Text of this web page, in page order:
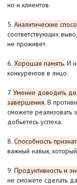
но и клиентов.
5. Аналитические
соответствующих
не проживет.
6. Хорошая память. И
конкурентов в лицо.
7. Умение доводить
завершения. В
сможете реализовать
добьетесь успеха.
8. Способность
важный навык,
9. Продуктивность и
не сможете сделать